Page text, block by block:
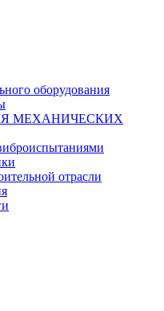
оборудования
МЕХАНИЧЕСКИХ
отрасли